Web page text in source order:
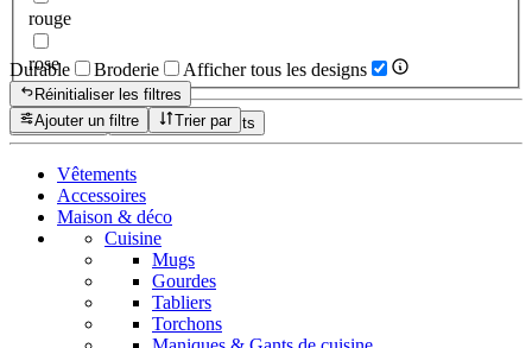
rouge
rose
Réinitialiser Afficher les produits
Durable Broderie Afficher tous les designs
Réinitialiser les filtres
Ajouter un filtre
Trier par
Vêtements
Accessoires
Maison & déco
Cuisine
Mugs
Gourdes
Tabliers
Torchons